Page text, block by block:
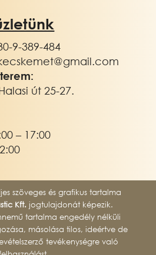
9-389-484
út 25-27.
– 17:00
szöveges és grafikus tartalma
Kft. jogtulajdonát képezik.
tartalma engedély nélküli
másolása tilos, ideértve de
tevékenységre való